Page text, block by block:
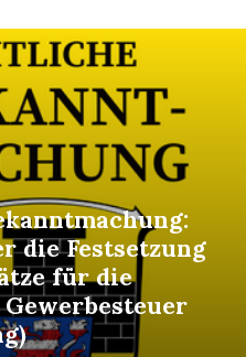
die Festsetzung
für die